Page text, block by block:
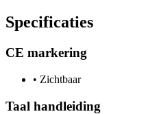
Specificaties
CE markering
• Zichtbaar
Taal handleiding